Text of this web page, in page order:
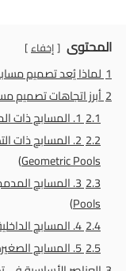
المحتوى إخفاء
1لماذا يُعد تصميم
2أبرز اتجاهات تصميم
2.11. المسابح ذات الحواف اللانهائية (Infinity Edge Pools)
2.2
Geometric Pools)
2.3
Pools)
2.44. المسابح الداخلية (Indoor Pools)
2.55. المسابح الصغيرة والمُدمجة (Plunge Pools & Spa Pools)